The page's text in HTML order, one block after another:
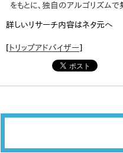
をもとに、独自のアルゴリズムで
詳しいリサーチ内容はネタ元へ
[トリップアドバイザー]